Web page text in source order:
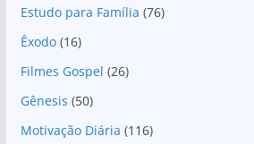
Estudo para Família (76)
Êxodo(16)
Filmes Gospel (26)
Gênesis (50)
Motivação Diária (116)